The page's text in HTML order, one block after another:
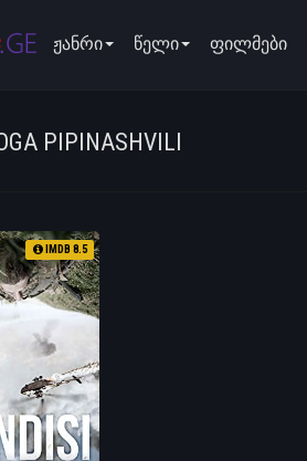
ჟანრი წელი ფილმები
PIPINASHVILI
IMDB 8.5